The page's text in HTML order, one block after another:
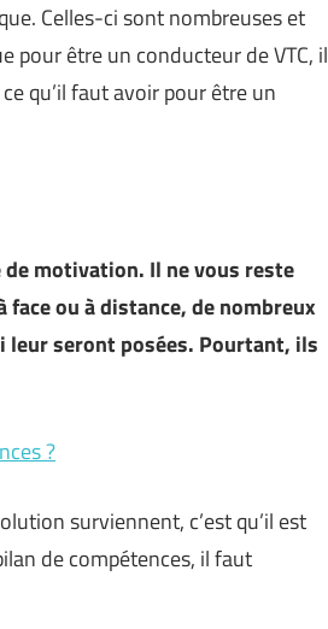
Celles-ci sont nombreuses et
pour être un conducteur de VTC, il
qu’il faut avoir pour être un
de motivation. Il ne vous reste
ou à distance, de nombreux
leur seront posées. Pourtant, ils
?
surviennent, c’est qu’il est
de compétences, il faut